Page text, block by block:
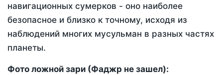
навигационных сумерков - оно наиболее
безопасное и близко к точному, исходя из
наблюдений многих мусульман в разных частях
планеты.
Фото ложной зари (Фаджр не зашел):